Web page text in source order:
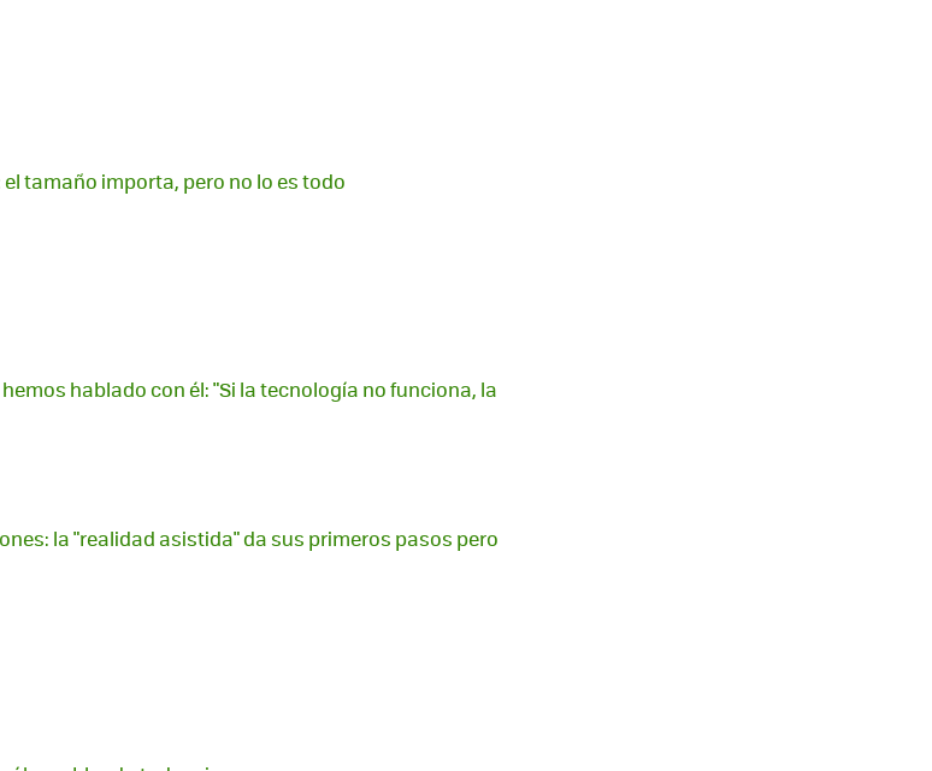
tamaño importa, pero no lo es todo
hablado con él: "Si la tecnología no funciona, la
la "realidad asistida" da sus primeros pasos pero